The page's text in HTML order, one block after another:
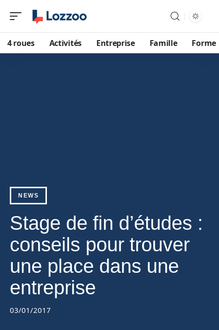
4 roues Activités Entreprise Famille Forme
NEWS
Stage de fin d’études :
conseils pour trouver
une place dans une
entreprise
03/01/2017